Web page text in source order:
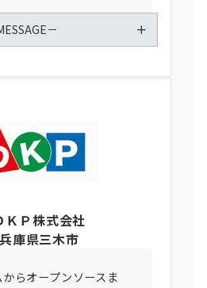
－
ＫＰ株式会社
兵庫県三木市
らオープンソースま